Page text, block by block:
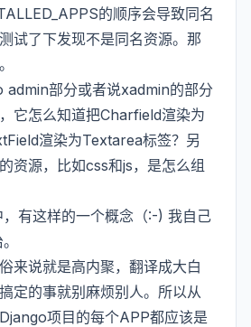
的顺序会导致同名
试了下发现不是同名资源。那
admin部分或者说xadmin的部分
它怎么知道把Charfield渲染为
渲染为Textarea标签？另
资源，比如css和js，是怎么组
有这样的一个概念（:-) 我自己
来说就是高内聚，翻译成大白
定的事就别麻烦别人。所以从
项目的每个APP都应该是